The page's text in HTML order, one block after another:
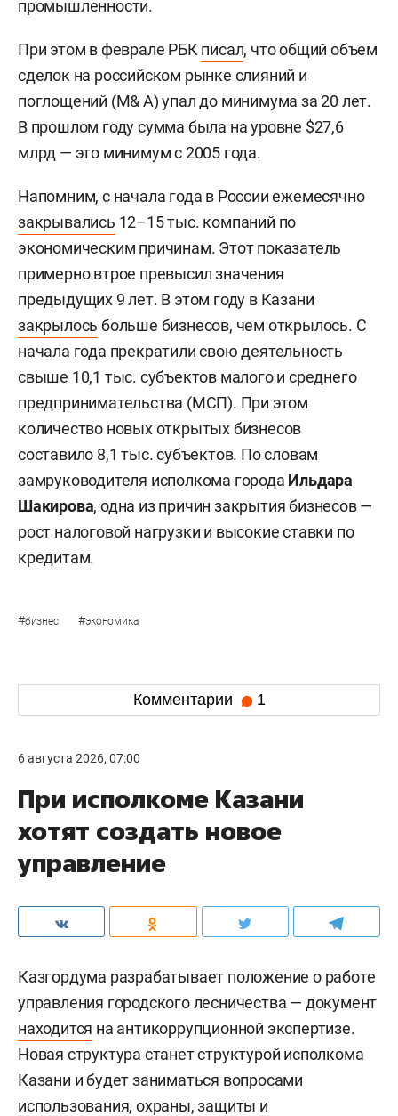
промышленности.
При этом в феврале РБК писал, что общий объем
сделок на российском рынке слияний и
поглощений (M& A) упал до минимума за 20 лет.
В прошлом году сумма была на уровне $27,6
млрд — это минимум с 2005 года.
Напомним, с начала года в России ежемесячно
закрывались 12–15 тыс. компаний по
экономическим причинам. Этот показатель
примерно втрое превысил значения
предыдущих 9 лет. В этом году в Казани
закрылось больше бизнесов, чем открылось. С
начала года прекратили свою деятельность
свыше 10,1 тыс. субъектов малого и среднего
предпринимательства (МСП). При этом
количество новых открытых бизнесов
составило 8,1 тыс. субъектов. По словам
замруководителя исполкома города Ильдара
Шакирова, одна из причин закрытия бизнесов —
рост налоговой нагрузки и высокие ставки по
кредитам.
#бизнес #экономика
Комментарии 1
6 августа 2026, 07:00
При исполкоме Казани
хотят создать новое
управление
Казгордума разрабатывает положение о работе
управления городского лесничества — документ
находится на антикоррупционной экспертизе.
Новая структура станет структурой исполкома
Казани и будет заниматься вопросами
использования, охраны, защиты и